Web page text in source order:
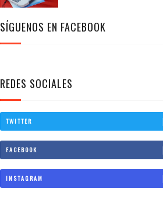
SÍGUENOS EN FACEBOOK
REDES SOCIALES
TWITTER
FACEBOOK
INSTAGRAM